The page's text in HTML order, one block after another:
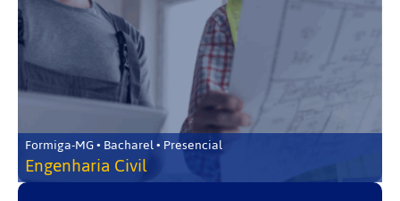
Formiga-MG • Bacharel • Presencial
Engenharia Civil